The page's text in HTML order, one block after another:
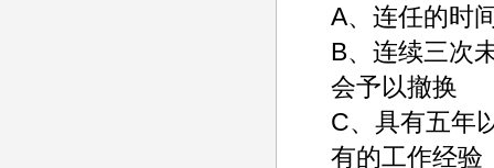
A、连任的时
B、连续三次
会予以撤换
C、具有五年
有的工作经验